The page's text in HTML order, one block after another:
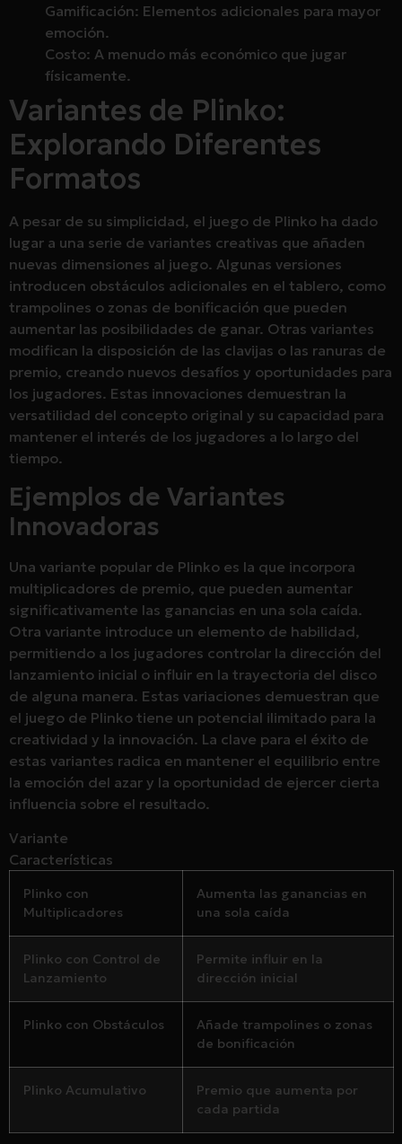
Gamificación: Elementos adicionales para mayor
emoción.
Costo: A menudo más económico que jugar
físicamente.
Variantes de Plinko:
Explorando Diferentes
Formatos
A pesar de su simplicidad, el juego de Plinko ha dado
lugar a una serie de variantes creativas que añaden
nuevas dimensiones al juego. Algunas versiones
introducen obstáculos adicionales en el tablero, como
trampolines o zonas de bonificación que pueden
aumentar las posibilidades de ganar. Otras variantes
modifican la disposición de las clavijas o las ranuras de
premio, creando nuevos desafíos y oportunidades para
los jugadores. Estas innovaciones demuestran la
versatilidad del concepto original y su capacidad para
mantener el interés de los jugadores a lo largo del
tiempo.
Ejemplos de Variantes
Innovadoras
Una variante popular de Plinko es la que incorpora
multiplicadores de premio, que pueden aumentar
significativamente las ganancias en una sola caída.
Otra variante introduce un elemento de habilidad,
permitiendo a los jugadores controlar la dirección del
lanzamiento inicial o influir en la trayectoria del disco
de alguna manera. Estas variaciones demuestran que
el juego de Plinko tiene un potencial ilimitado para la
creatividad y la innovación. La clave para el éxito de
estas variantes radica en mantener el equilibrio entre
la emoción del azar y la oportunidad de ejercer cierta
influencia sobre el resultado.
Variante
Características
Plinko con
Multiplicadores
Aumenta las ganancias en
una sola caída
Plinko con Control de
Lanzamiento
Permite influir en la
dirección inicial
Plinko con Obstáculos
Añade trampolines o zonas
de bonificación
Plinko Acumulativo
Premio que aumenta por
cada partida